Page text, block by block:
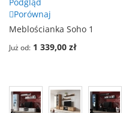
Porównaj
Meblościanka Soho 1
Już od 1 339,00 zł